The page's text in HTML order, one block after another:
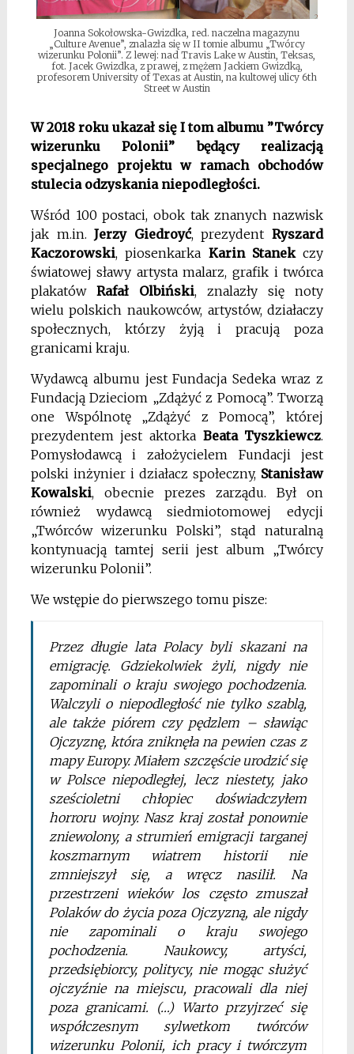
Joanna Sokołowska-Gwizdka, red. naczelna magazynu
„Culture Avenue”, znalazła się w II tomie albumu „Twórcy
wizerunku Polonii”. Z lewej: nad Travis Lake w Austin, Teksas,
fot. Jacek Gwizdka, z prawej, z mężem Jackiem Gwizdką,
profesorem University of Texas at Austin, na kultowej ulicy 6th
Street w Austin
W 2018 roku ukazał się I tom albumu ”Twórcy
wizerunku Polonii” będący realizacją
specjalnego projektu w ramach obchodów
stulecia odzyskania niepodległości.
Wśród 100 postaci, obok tak znanych nazwisk
jak m.in.Jerzy Giedroyć, prezydentRyszard
Kaczorowski, piosenkarka Karin Stanekczy
światowej sławy artysta malarz, grafik i twórca
plakatów Rafał Olbiński, znalazły się noty
wielu polskich naukowców, artystów, działaczy
społecznych, którzy żyją i pracują poza
granicami kraju.
Wydawcą albumu jest Fundacja Sedeka wraz z
Fundacją Dzieciom „Zdążyć z Pomocą”. Tworzą
one Wspólnotę „Zdążyć z Pomocą”, której
prezydentem jest aktorka Beata Tyszkiewcz.
Pomysłodawcą i założycielem Fundacji jest
polski inżynier i działacz społeczny, Stanisław
Kowalski, obecnie prezes zarządu. Był on
również wydawcą siedmiotomowej edycji
„Twórców wizerunku Polski”, stąd naturalną
kontynuacją tamtej serii jest album „Twórcy
wizerunku Polonii”.
We wstępie do pierwszego tomu pisze:
Przez długie lata Polacy byli skazani na
emigrację. Gdziekolwiek żyli, nigdy nie
zapominali o kraju swojego pochodzenia.
Walczyli o niepodległość nie tylko szablą,
ale także piórem czy pędzlem – sławiąc
Ojczyznę, która zniknęła na pewien czas z
mapy Europy. Miałem szczęście urodzić się
w Polsce niepodległej, lecz niestety, jako
sześcioletni chłopiec doświadczyłem
horroru wojny. Nasz kraj został ponownie
zniewolony, a strumień emigracji targanej
koszmarnym wiatrem historii nie
zmniejszył się, a wręcz nasilił. Na
przestrzeni wieków los często zmuszał
Polaków do życia poza Ojczyzną, ale nigdy
nie zapominali o kraju swojego
pochodzenia. Naukowcy, artyści,
przedsiębiorcy, politycy, nie mogąc służyć
ojczyźnie na miejscu, pracowali dla niej
poza granicami. (…) Warto przyjrzeć się
współczesnym sylwetkom twórców
wizerunku Polonii, ich pracy i twórczym